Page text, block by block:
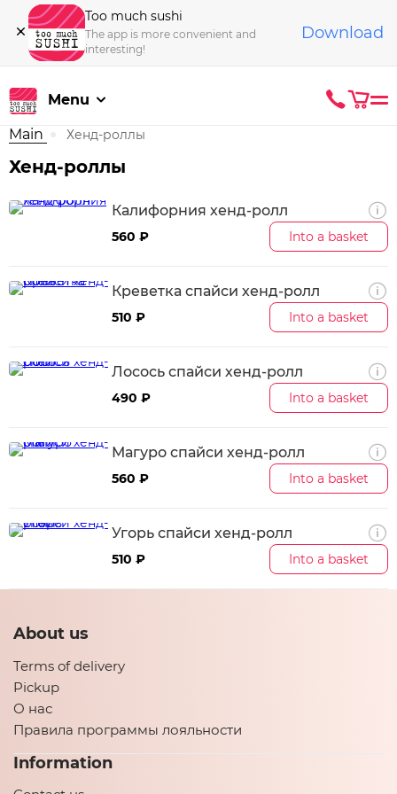
Too much sushi
The app is more convenient and
interesting!
Download
Menu
Main Хенд-роллы
Хенд-роллы
Калифорния хенд-ролл
560 ₽ Into a basket
Креветка спайси хенд-ролл
510 ₽ Into a basket
Лосось спайси хенд-ролл
490 ₽ Into a basket
Магуро спайси хенд-ролл
560 ₽ Into a basket
Угорь спайси хенд-ролл
510 ₽ Into a basket
About us
Terms of delivery
Pickup
О нас
Правила программы лояльности
Information